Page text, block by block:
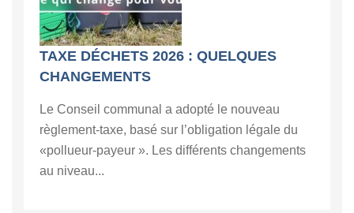
TAXE DÉCHETS 2026 : QUELQUES
CHANGEMENTS
Le Conseil communal a adopté le nouveau
règlement-taxe, basé sur l’obligation légale du
«pollueur-payeur ». Les différents changements
au niveau...